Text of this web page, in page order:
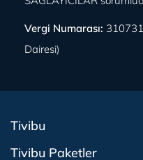
Vergi Numarası:
Dairesi)
Tivibu
Tivibu Android TV
Tivibu Paketler